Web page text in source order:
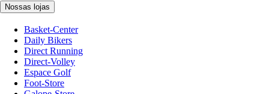
Nossas lojas
Basket-Center
Daily Bikers
Direct Running
Direct-Volley
Espace Golf
Foot-Store